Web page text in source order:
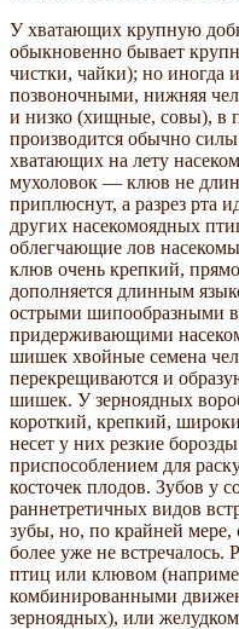
У хватающих крупную
обыкновенно бывает
чистки, чайки); но иногда
позвоночными, нижняя
и низко (хищные, совы), в
производится обычно
хватающих на лету
мухоловок — клюв не
приплюснут, а разрез рта
других насекомоядных
облегчающие лов
клюв очень крепкий,
дополняется длинным
острыми шипообразными
придерживающими
шишек хвойные семена
перекрещиваются и
шишек. У зерноядных
короткий, крепкий,
несет у них резкие
приспособлением для
косточек плодов. Зубов у
раннетретичных видов
зубы, но, по крайней мере,
более уже не встречалось.
птиц или клювом
комбинированными
зерноядных), или